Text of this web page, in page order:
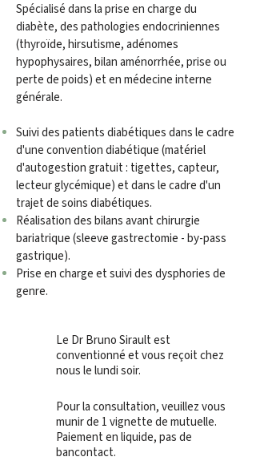
Spécialisé dans la prise en charge du
diabète, des pathologies endocriniennes
(thyroïde, hirsutisme, adénomes
hypophysaires, bilan aménorrhée, prise ou
perte de poids) et en médecine interne
générale.
Suivi des patients diabétiques dans le cadre
d'une convention diabétique (matériel
d'autogestion gratuit : tigettes, capteur,
lecteur glycémique) et dans le cadre d'un
trajet de soins diabétiques.
Réalisation des bilans avant chirurgie
bariatrique (sleeve gastrectomie - by-pass
gastrique).
Prise en charge et suivi des dysphories de
genre.
Le Dr Bruno Sirault est
conventionné et vous reçoit chez
nous le lundi soir.
Pour la consultation, veuillez vous
munir de 1 vignette de mutuelle.
Paiement en liquide, pas de
bancontact.